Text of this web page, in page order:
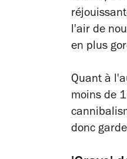
l'air de
en plus
Quant à
moins de
donc